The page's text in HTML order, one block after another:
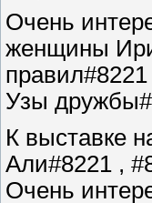
Очень
женщины
Узы
К выставке
Али#8221 ,
Очень